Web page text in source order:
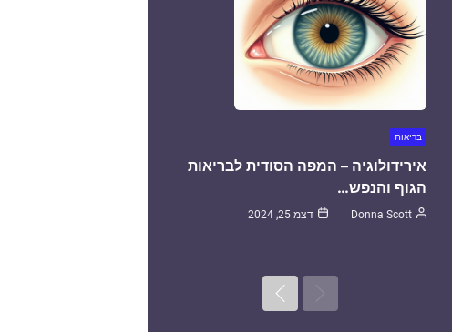
בריאות
אירידולוגיה – המפה הסודית לבריאות
הגוף והנפש…
Donna Scott דצמ 25, 2024
Previous
Next